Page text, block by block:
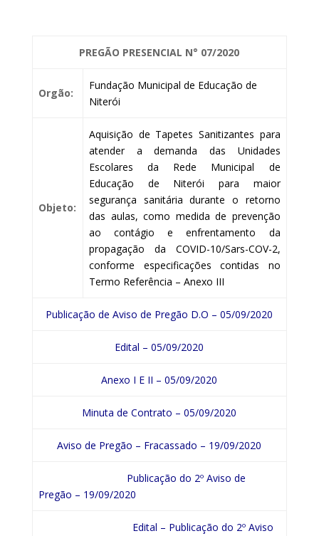
PREGÃO PRESENCIAL N° 07/2020
Orgão:
Fundação Municipal de Educação de
Niterói
Objeto:
Aquisição de Tapetes Sanitizantes para
atender a demanda das Unidades
Escolares da Rede Municipal de
Educação de Niterói para maior
segurança sanitária durante o retorno
das aulas, como medida de prevenção
ao contágio e enfrentamento da
propagação da COVID-10/Sars-COV-2,
conforme especificações contidas no
Termo Referência – Anexo III
Publicação de Aviso de Pregão D.O – 05/09/2020
Edital – 05/09/2020
Anexo I E II – 05/09/2020
Minuta de Contrato – 05/09/2020
Aviso de Pregão – Fracassado – 19/09/2020
Publicação do 2º Aviso de
Pregão – 19/09/2020
Edital – Publicação do 2º Aviso